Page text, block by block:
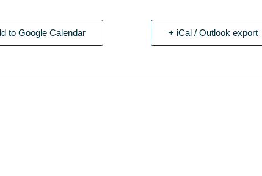
to Google Calendar + iCal / Outlook export